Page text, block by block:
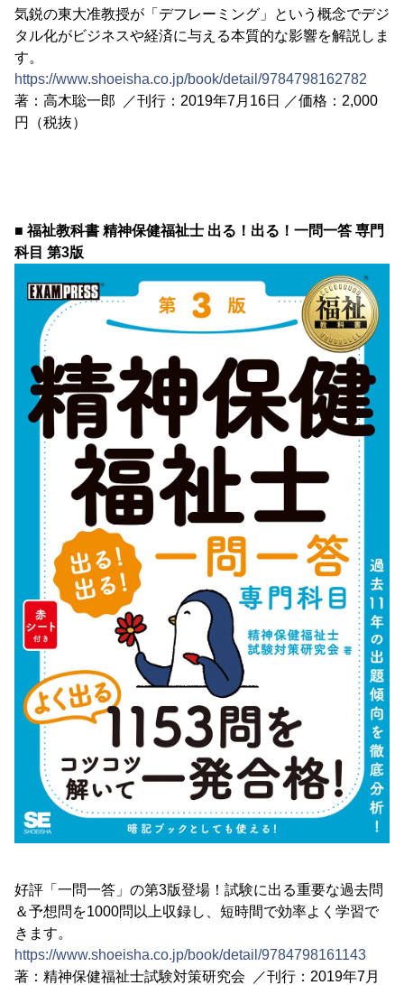
気鋭の東大准教授が「デフレーミング」という概念でデジ
タル化がビジネスや経済に与える本質的な影響を解説しま
す。
https://www.shoeisha.co.jp/book/detail/9784798162782
著：高木聡一郎 ／刊行：2019年7月16日 ／価格：2,000
円（税抜）
■ 福祉教科書 精神保健福祉士 出る！出る！一問一答 専門
科目 第3版
好評「一問一答」の第3版登場！試験に出る重要な過去問
＆予想問を1000問以上収録し、短時間で効率よく学習で
きます。
https://www.shoeisha.co.jp/book/detail/9784798161143
著：精神保健福祉士試験対策研究会 ／刊行：2019年7月